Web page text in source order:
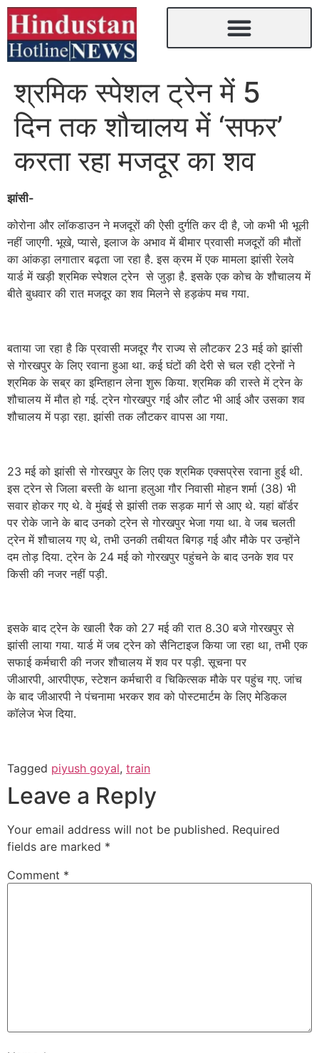
श्रमिक स्पेशल ट्रेन में 5
दिन तक शौचालय में ‘सफर’
करता रहा मजदूर का शव
झांसी-
कोरोना और लॉकडाउन ने मजदूरों की ऐसी दुर्गति कर दी है, जो कभी भी भूली
नहीं जाएगी. भूखे, प्यासे, इलाज के अभाव में बीमार प्रवासी मजदूरों की मौतों
का आंकड़ा लगातार बढ़ता जा रहा है. इस क्रम में एक मामला झांसी रेलवे
यार्ड में खड़ी श्रमिक स्पेशल ट्रेन से जुड़ा है. इसके एक कोच के शौचालय में
बीते बुधवार की रात मजदूर का शव मिलने से हड़कंप मच गया.
बताया जा रहा है कि प्रवासी मजदूर गैर राज्य से लौटकर 23 मई को झांसी
से गोरखपुर के लिए रवाना हुआ था. कई घंटों की देरी से चल रही ट्रेनों ने
श्रमिक के सब्र का इम्तिहान लेना शुरू किया. श्रमिक की रास्ते में ट्रेन के
शौचालय में मौत हो गई. ट्रेन गोरखपुर गई और लौट भी आई और उसका शव
शौचालय में पड़ा रहा. झांसी तक लौटकर वापस आ गया.
23 मई को झांसी से गोरखपुर के लिए एक श्रमिक एक्सप्रेस रवाना हुई थी.
इस ट्रेन से जिला बस्ती के थाना हलुआ गौर निवासी मोहन शर्मा (38) भी
सवार होकर गए थे. वे मुंबई से झांसी तक सड़क मार्ग से आए थे. यहां बॉर्डर
पर रोके जाने के बाद उनको ट्रेन से गोरखपुर भेजा गया था. वे जब चलती
ट्रेन में शौचालय गए थे, तभी उनकी तबीयत बिगड़ गई और मौके पर उन्होंने
दम तोड़ दिया. ट्रेन के 24 मई को गोरखपुर पहुंचने के बाद उनके शव पर
किसी की नजर नहीं पड़ी.
इसके बाद ट्रेन के खाली रैक को 27 मई की रात 8.30 बजे गोरखपुर से
झांसी लाया गया. यार्ड में जब ट्रेन को सैनिटाइज किया जा रहा था, तभी एक
सफाई कर्मचारी की नजर शौचालय में शव पर पड़ी. सूचना पर
जीआरपी, आरपीएफ, स्टेशन कर्मचारी व चिकित्सक मौके पर पहुंच गए. जांच
के बाद जीआरपी ने पंचनामा भरकर शव को पोस्टमार्टम के लिए मेडिकल
कॉलेज भेज दिया.
Tagged piyush goyal, train
Leave a Reply
Your email address will not be published. Required
fields are marked *
Comment *